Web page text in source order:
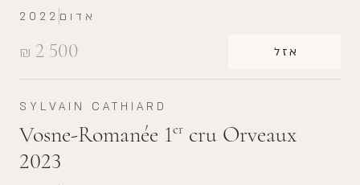
₪ 2 500 אזל
2022 אדום
SYLVAIN CATHIARD
Vosne-Romanée 1er cru Orveaux
2023